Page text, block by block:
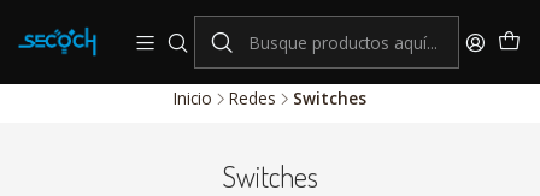
consulta por nuestros productos Hikvision
Sistema de alarmas y Control de Accesos
Inicio Redes Switches
Switches